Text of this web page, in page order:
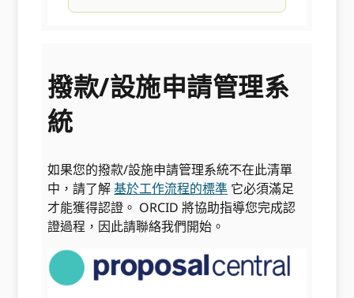
撥款/設施申請管理系
統
如果您的撥款/設施申請管理系統不在此清單
中，請了解基於工作流程的標準 它必須滿足
才能獲得認證。 ORCID 將協助指導您完成認
證過程，因此請聯絡我們開始。